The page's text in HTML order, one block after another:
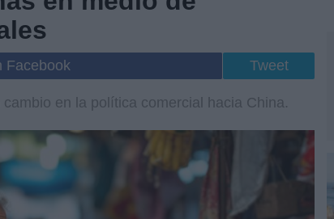
Facebook Tweet
en la política comercial hacia China.